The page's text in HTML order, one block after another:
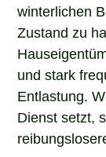
winterlichen
Zustand zu
und stark
Entlastung.
Dienst setzt,